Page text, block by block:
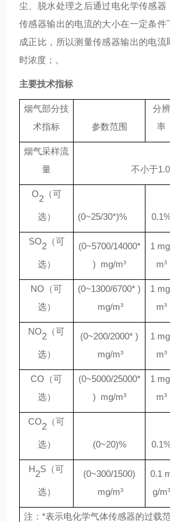
尘、脱水处理之后通过电化学传感器
传感器输出的电流的大小在一定条件
成正比，所以测量传感器输出的电
时浓度；。
主要技术指标
烟气部分技
术指标
参数范围
分辨
率
烟气采样流
量
不小于
O2 （可
选） (0~25/30*)%
SO2 （可
选）
(0~5700/14000*
) mg/m³
1
m³
NO （可
选）
(0~1300/6700* )
mg/m³
1
m³
NO2 （可
选）
(0~200/2000* )
mg/m³
1
m³
CO （可
选）
(0~5000/25000*
) mg/m³
1
m³
CO2 （可
选） (0~20)%
H2S （可
选）
(0~300/1500)
mg/m³
0.1
g/m³
注： *表示电化学气体传感器的过载